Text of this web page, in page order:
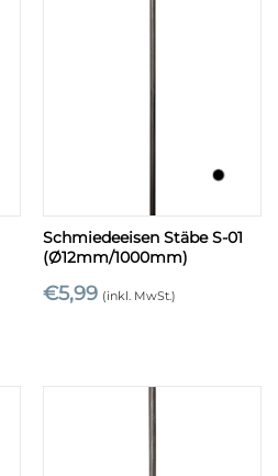
Schmiedeeisen Stäbe S-01
(Ø12mm/1000mm)
€5,99 (inkl. MwSt.)